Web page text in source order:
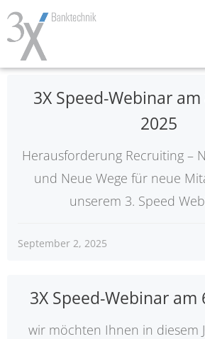
3X Speed-Webinar
2025
Herausforderung Recruiting –
und Neue Wege für neue
unserem 3. Speed
September 2, 2025
3X Speed-Webinar am
wir möchten Ihnen in diesem